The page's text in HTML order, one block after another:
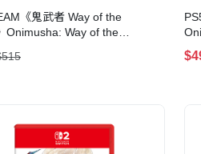
《鬼武者 Way of the
Onimusha: Way of the
位一般版)